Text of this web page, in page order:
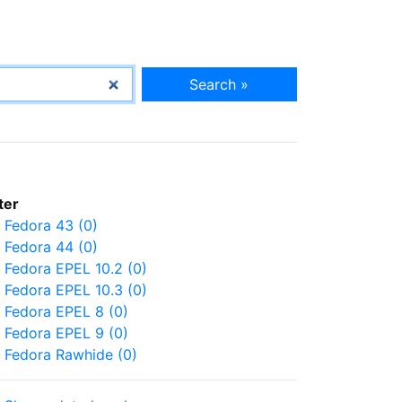
Search »
Fedora 43 (0)
Fedora 44 (0)
Fedora EPEL 10.2 (0)
Fedora EPEL 10.3 (0)
Fedora EPEL 8 (0)
Fedora EPEL 9 (0)
Fedora Rawhide (0)